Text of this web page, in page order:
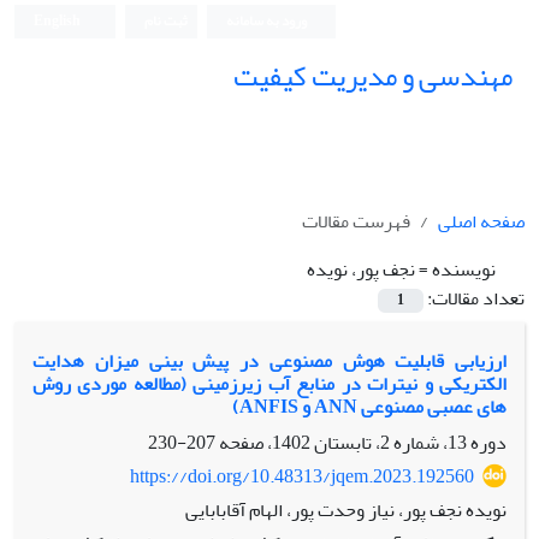
مهندسی و مدیریت کیفیت
صفحه اصلی
فهرست مقالات
نویسنده =نجف پور، نویده
تعداد مقالات:
1
ارزیابی قابلیت هوش مصنوعی در پیش بینی میزان هدایت
الکتریکی و نیترات در منابع آب زیرزمینی (مطالعه موردی روش
های عصبی مصنوعی ANN و ANFIS)
دوره 13، شماره 2، تابستان 1402، صفحه
207-230
https://doi.org/10.48313/jqem.2023.192560
نویده نجف پور، نیاز وحدت پور، الهام آقابابایی